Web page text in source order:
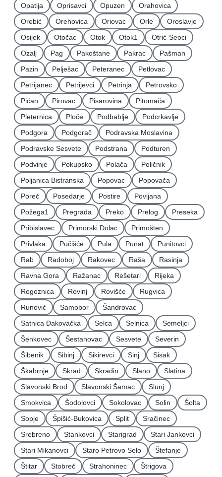
Opatija
Oprisavci Opuzen
Orahovica
Orebić
Orehovica Oriovac Orle
Oroslavje
Osijek
Otočac Otok Otok1
Otrić-Seoci
Ozalj
Pag Pakoštane Pakrac
Pašman
Pazin
Pelješac Peteranec
Petlovac
Petrijanec
Petrijevci Petrinja
Petrovsko
Pićan
Pirovac Pisarovina
Pitomača
Pleternica
Ploče Podbablje
Podcrkavlje
Podgora
Podgorač
Podravska Moslavina
Podravske Sesvete
Podstrana
Podturen
Podvinje
Pokupsko Polača
Poličnik
Poljanica Bistranska
Popovac
Popovača
Poreč
Posedarje Postire
Povljana
Požega1
Pregrada Preko Prelog
Preseka
Pribislavec
Primorski Dolac
Primošten
Privlaka
Pučišće Pula Punat
Punitovci
Rab
Radoboj Rakovec Raša
Rasinja
Ravna Gora
Ražanac Rešetari
Rijeka
Rogoznica
Rovinj Rovišće
Rugvica
Runović
Samobor
Šandrovac
Satnica Ðakovačka
Selca Selnica
Semeljci
Šenkovec
Šestanovac Sesvete
Severin
Šibenik
Sibinj Sikirevci Sinj
Sisak
Škabrnje
Skrad Skradin Slano
Slatina
Slavonski Brod
Slavonski Šamac
Slunj
Smokvica
Šodolovci Sokolovac Solin
Šolta
Sopje
Špišić-Bukovica Split
Sračinec
Srebreno
Stankovci Starigrad
Stari Jankovci
Stari Mikanovci
Staro Petrovo Selo
Štefanje
Štitar
Stobreč Strahoninec
Štrigova